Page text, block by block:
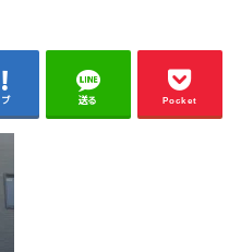
ブ 送る Pocket